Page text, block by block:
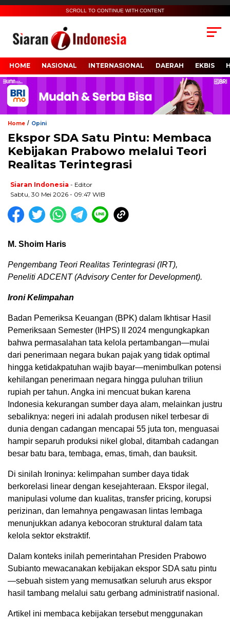
00:00
SCROLL TO CONTINUE WITH CONTENT
HOME NASIONAL INTERNASIONAL DAERAH EKBIS
Home / Opini
Ekspor SDA Satu Pintu: Membaca
Kebijakan Prabowo melalui Teori
Realitas Terintegrasi
Siaran Indonesia - Editor
Sabtu, 30 Mei 2026 - 09:47 WIB
M. Shoim Haris
Pengembang Teori Realitas Terintegrasi (IRT),
Peneliti ADCENT (Advisory Center for Development).
Ironi Kelimpahan
Badan Pemeriksa Keuangan (BPK) dalam Ikhtisar Hasil
Pemeriksaan Semester (IHPS) II 2024 mengungkapkan
bahwa permasalahan tata kelola pertambangan—mulai
dari penerimaan negara bukan pajak yang tidak optimal
hingga ketidakpatuhan wajib bayar—menimbulkan potensi
kehilangan penerimaan negara hingga puluhan triliun
rupiah per tahun. Angka ini mencuat bukan karena
Indonesia kekurangan sumber daya alam, melainkan justru
sebaliknya: negeri ini adalah produsen nikel terbesar di
dunia dengan cadangan mencapai 55 juta ton, menguasai
hampir separuh produksi nikel global, ditambah cadangan
besar batu bara, tembaga, emas, timah, dan bauksit.
Di sinilah Ironinya: kelimpahan sumber daya tidak
berkorelasi linear dengan kesejahteraan. Ekspor ilegal,
manipulasi volume dan kualitas, transfer pricing, korupsi
perizinan, dan lemahnya pengawasan lintas lembaga
menunjukkan adanya kebocoran struktural dalam tata
kelola sektor ekstraktif.
Dalam konteks inilah pemerintahan Presiden Prabowo
Subianto mewacanakan kebijakan ekspor SDA satu pintu
—sebuah sistem yang memusatkan seluruh arus ekspor
hasil tambang melalui satu gerbang administratif nasional.
Artikel ini membaca kebijakan tersebut menggunakan